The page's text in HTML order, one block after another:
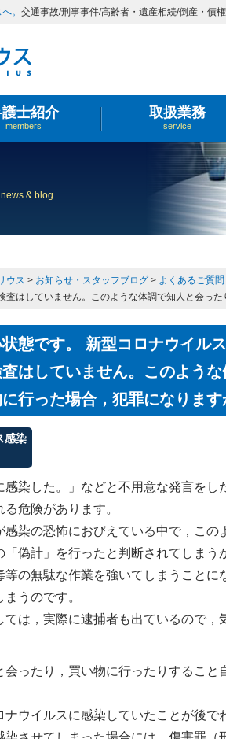
。 交通事故/刑事事件/高齢者・遺産相続/倒産・債
士紹介
members
取扱業務
service
news & blog
ウス > お知らせ・スタッフブログ > よくあるご質問
はしていません。このような体調で知人と会っ
態です。 新型コロナウイル
はしていません。このような
行った場合，犯罪になります
感染
染した。」などと不用意な発言をし
危険があります。
の恐怖におびえている中で，この
偽計」を行ったと判断されてしまう
の無駄な作業を強いてしまうことに
うのです。
，実際に逮捕者も出ているので，
ったり，買い物に行ったりすること
ウイルスに感染していたことが後で